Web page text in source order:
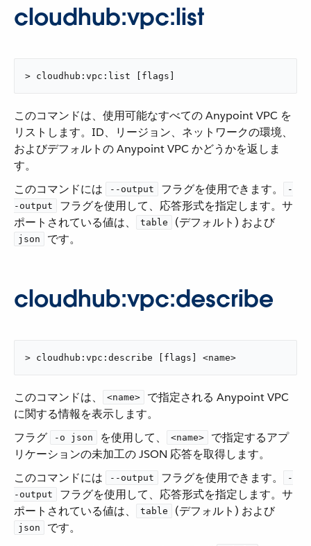
cloudhub:vpc:list
> cloudhub:vpc:list [flags]
このコマンドは、使用可能なすべての Anypoint VPC を
リストします。ID、リージョン、ネットワークの環境、
およびデフォルトの Anypoint VPC かどうかを返しま
す。
このコマンドには ​
--output ​ フラグを使用できます。​
-
-output
​ フラグを使用して、応答形式を指定します。サ
ポートされている値は、​
table ​ (デフォルト) および ​
json ​ です。
cloudhub:vpc:describe
> cloudhub:vpc:describe [flags] <name>
このコマンドは、​ <name>
​ で指定される Anypoint VPC
に関する情報を表示します。
フラグ ​
-o json ​ を使用して、​ <name>
​ で指定するアプ
リケーションの未加工の JSON 応答を取得します。
このコマンドには ​
--output ​ フラグを使用できます。​
-
-output
​ フラグを使用して、応答形式を指定します。サ
ポートされている値は、​
table ​ (デフォルト) および ​
json
​ です。